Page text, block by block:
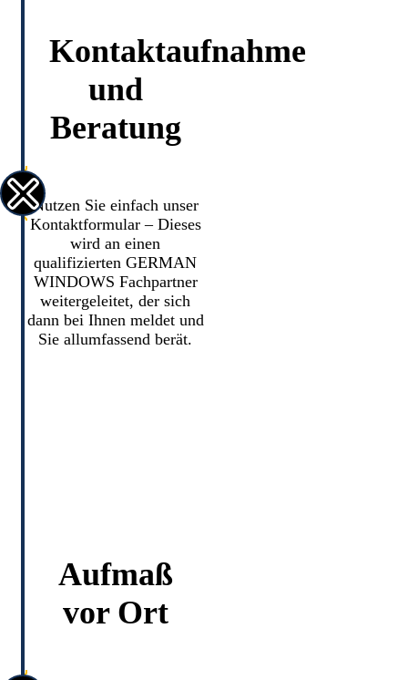
Kontaktaufnahme
und
Beratung
Nutzen Sie einfach unser
Kontaktformular – Dieses
wird an einen
qualifizierten GERMAN
WINDOWS Fachpartner
weitergeleitet, der sich
dann bei Ihnen meldet und
Sie allumfassend berät.
Aufmaß
vor Ort